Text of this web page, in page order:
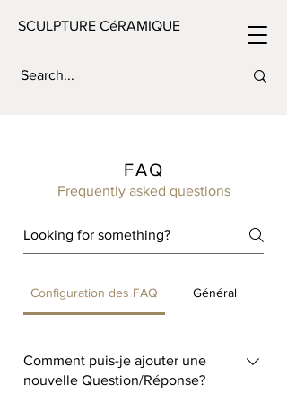
SCULPTURE CéRAMIQUE
FAQ
Frequently asked questions
Configuration des FAQ Général
Comment puis-je ajouter une
nouvelle Question/Réponse?